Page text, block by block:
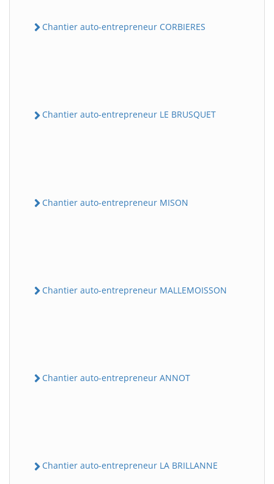
Chantier auto-entrepreneur CORBIERES
Chantier auto-entrepreneur LE BRUSQUET
Chantier auto-entrepreneur MISON
Chantier auto-entrepreneur MALLEMOISSON
Chantier auto-entrepreneur ANNOT
Chantier auto-entrepreneur LA BRILLANNE